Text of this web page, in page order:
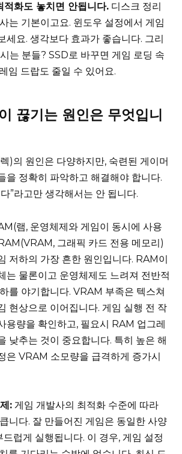
적화도 놓치면 안됩니다. 디스크 정리
는 기본이고요. 윈도우 설정에서 게임
세요. 생각보다 효과가 좋습니다. 그리
는 분들? SSD로 바꾸면 게임 로딩 속
임 드랍도 줄일 수 있어요.
끊기는 원인은 무엇입니
)의 원인은 다양하지만, 숙련된 게이머
을 정확히 파악하고 해결해야 합니다.
”라고만 생각해서는 안 됩니다.
램, 운영체제와 게임이 동시에 사용
그래픽 카드 전용 메모리)
저하의 가장 흔한 원인입니다. RAM이
는 물론이고 운영체제도 느려져 전반적
를 야기합니다. VRAM 부족은 텍스쳐
현상으로 이어집니다. 게임 실행 전 작
용량을 확인하고, 필요시 RAM 업그레
낮추는 것이 중요합니다. 특히 높은 해
은 VRAM 소모량을 급격하게 증가시
: 게임 개발사의 최적화 수준에 따라
니다. 잘 만들어진 게임은 동일한 사양
럽게 실행됩니다. 이 경우, 게임 설정